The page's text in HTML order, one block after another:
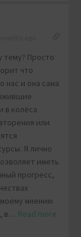
тему? Просто
что
нас и она сама
в колёса
или
Я лично
иметь
прогресс,
моему мнению
в… Read more